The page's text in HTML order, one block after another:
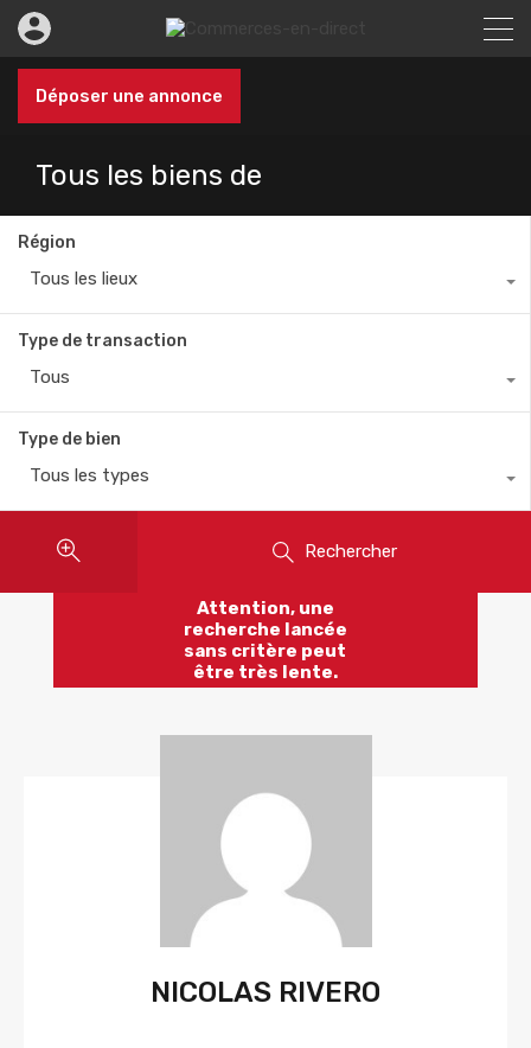
Déposer une annonce
Tous les biens de
Région
Tous les lieux
Type de transaction
Tous
Type de bien
Tous les types
Rechercher
Attention, une
recherche lancée
sans critère peut
être très lente.
NICOLAS RIVERO